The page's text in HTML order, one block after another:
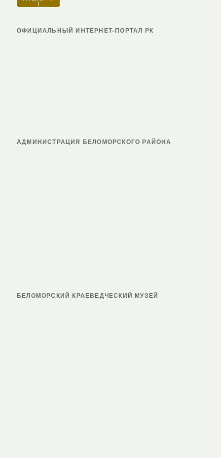
ОФИЦИАЛЬНЫЙ ИНТЕРНЕТ-ПОРТАЛ РК
АДМИНИСТРАЦИЯ БЕЛОМОРСКОГО РАЙОНА
БЕЛОМОРСКИЙ КРАЕВЕДЧЕСКИЙ МУЗЕЙ